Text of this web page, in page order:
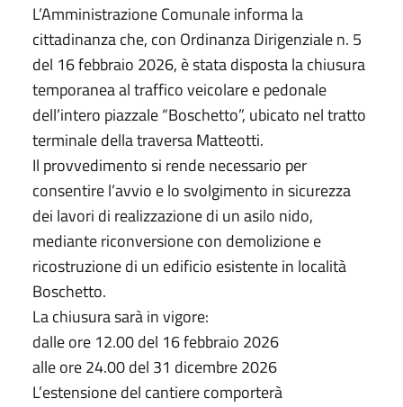
L’Amministrazione Comunale informa la
cittadinanza che, con Ordinanza Dirigenziale n. 5
del 16 febbraio 2026, è stata disposta la chiusura
temporanea al traffico veicolare e pedonale
dell’intero piazzale “Boschetto”, ubicato nel tratto
terminale della traversa Matteotti.
Il provvedimento si rende necessario per
consentire l’avvio e lo svolgimento in sicurezza
dei lavori di realizzazione di un asilo nido,
mediante riconversione con demolizione e
ricostruzione di un edificio esistente in località
Boschetto.
La chiusura sarà in vigore:
dalle ore 12.00 del 16 febbraio 2026
alle ore 24.00 del 31 dicembre 2026
L’estensione del cantiere comporterà